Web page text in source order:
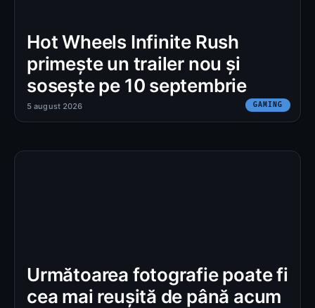
Hot Wheels Infinite Rush
primește un trailer nou și
sosește pe 10 septembrie
GAMING
5 august 2026
Următoarea fotografie poate fi
cea mai reușită de până acum